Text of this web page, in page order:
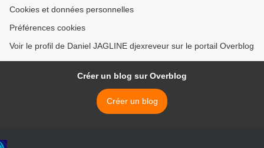
Cookies et données personnelles
Préférences cookies
Voir le profil de Daniel JAGLINE djexreveur sur le portail Overblog
Créer un blog sur Overblog
Créer un blog